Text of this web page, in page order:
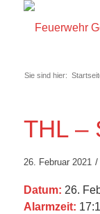
Sie sind hier:
THL –
26. Februar 2021 /
Datum: 26.
Alarmzeit: